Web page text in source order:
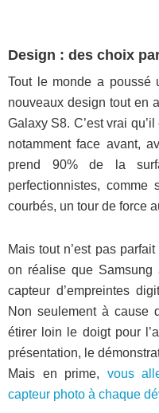
Design : des choix
Tout le monde a poussé
nouveaux design tout en
Galaxy S8. C’est vrai
notamment face avant,
prend 90% de la
perfectionnistes,
courbés, un tour de force
Mais tout n’est pas
on réalise que
capteur d’empreintes
Non seulement à cause
étirer loin le doigt pour
présentation, le
Mais en prime, vous
capteur photo à chaque